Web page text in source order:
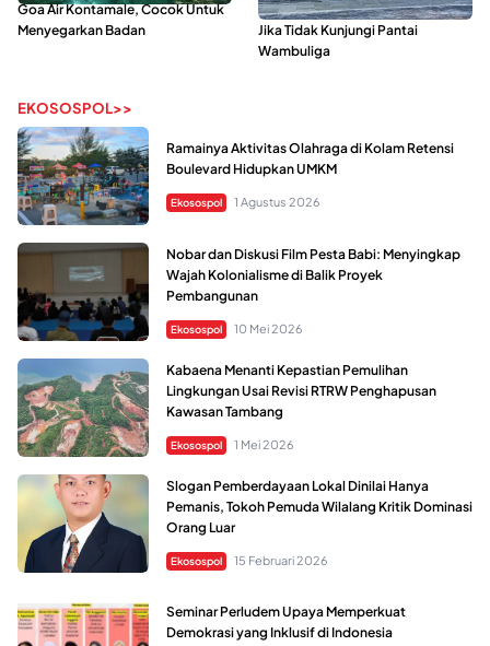
Goa Air Kontamale, Cocok Untuk
Menyegarkan Badan
Berkunjung Ke Wakatobi, Nyesal
Jika Tidak Kunjungi Pantai
Wambuliga
EKOSOSPOL>>
Ramainya Aktivitas Olahraga di Kolam Retensi
Boulevard Hidupkan UMKM
Ekosospol 1 Agustus 2026
Nobar dan Diskusi Film Pesta Babi: Menyingkap
Wajah Kolonialisme di Balik Proyek
Pembangunan
Ekosospol 10 Mei 2026
Kabaena Menanti Kepastian Pemulihan
Lingkungan Usai Revisi RTRW Penghapusan
Kawasan Tambang
Ekosospol 1 Mei 2026
Slogan Pemberdayaan Lokal Dinilai Hanya
Pemanis, Tokoh Pemuda Wilalang Kritik Dominasi
Orang Luar
Ekosospol 15 Februari 2026
Seminar Perludem Upaya Memperkuat
Demokrasi yang Inklusif di Indonesia